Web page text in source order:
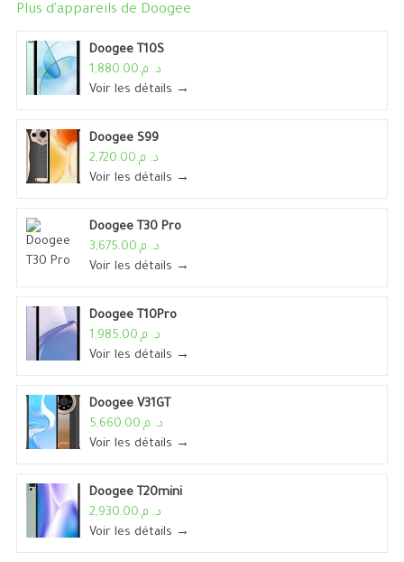
Plus d'appareils de Doogee
Doogee T10S
د. م.1,880.00
Voir les détails →
Doogee S99
د. م.2,720.00
Voir les détails →
Doogee T30 Pro
د. م.3,675.00
Voir les détails →
Doogee T10Pro
د. م.1,985.00
Voir les détails →
Doogee V31GT
د. م.5,660.00
Voir les détails →
Doogee T20mini
د. م.2,930.00
Voir les détails →